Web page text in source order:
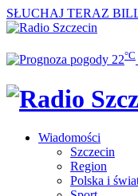
SŁUCHAJ TERAZ
22°C
Wiadomości
Szczecin
Region
Polska i